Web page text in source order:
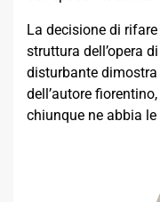
La decisione di
struttura dell’opera
disturbante
dell’autore
chiunque ne abbia